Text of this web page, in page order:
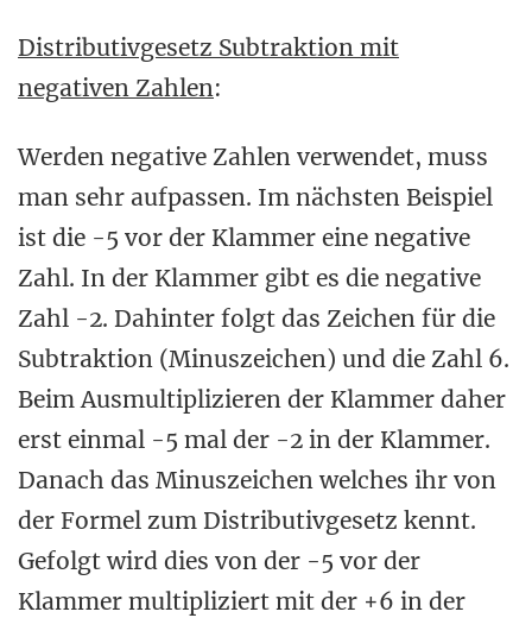
Distributivgesetz Subtraktion mit
negativen Zahlen:
Werden negative Zahlen verwendet, muss
man sehr aufpassen. Im nächsten Beispiel
ist die -5 vor der Klammer eine negative
Zahl. In der Klammer gibt es die negative
Zahl -2. Dahinter folgt das Zeichen für die
Subtraktion (Minuszeichen) und die Zahl 6.
Beim Ausmultiplizieren der Klammer daher
erst einmal -5 mal der -2 in der Klammer.
Danach das Minuszeichen welches ihr von
der Formel zum Distributivgesetz kennt.
Gefolgt wird dies von der -5 vor der
Klammer multipliziert mit der +6 in der